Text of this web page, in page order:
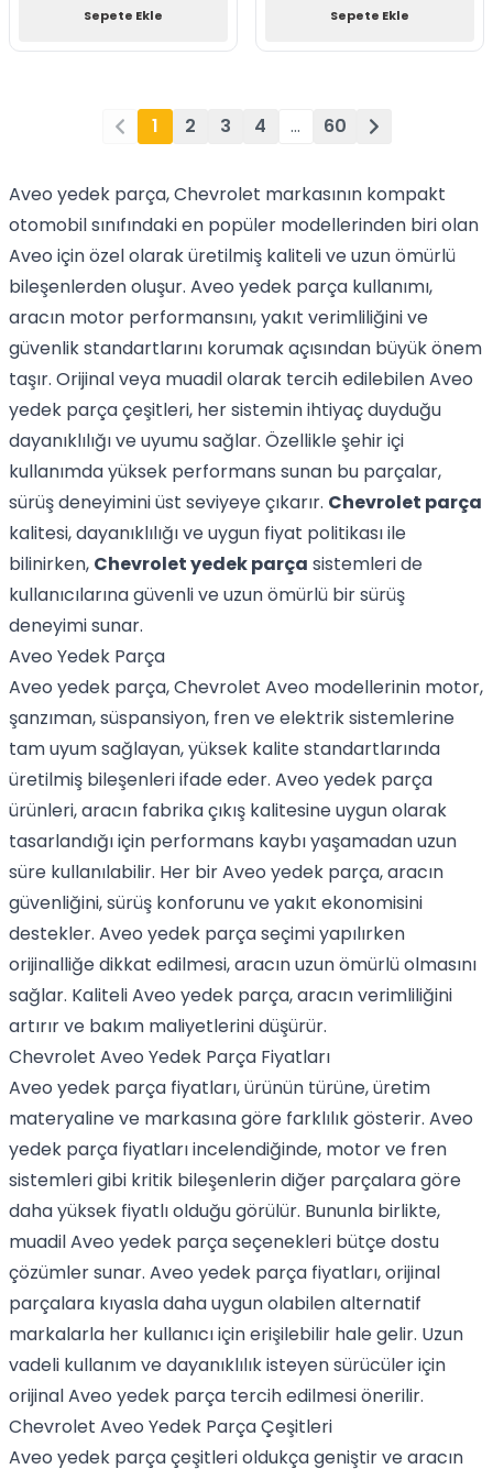
Sepete Ekle Sepete Ekle
1 2 3 4 … 60
Aveo yedek parça, Chevrolet markasının kompakt
otomobil sınıfındaki en popüler modellerinden biri olan
Aveo için özel olarak üretilmiş kaliteli ve uzun ömürlü
bileşenlerden oluşur. Aveo yedek parça kullanımı,
aracın motor performansını, yakıt verimliliğini ve
güvenlik standartlarını korumak açısından büyük önem
taşır. Orijinal veya muadil olarak tercih edilebilen Aveo
yedek parça çeşitleri, her sistemin ihtiyaç duyduğu
dayanıklılığı ve uyumu sağlar. Özellikle şehir içi
kullanımda yüksek performans sunan bu parçalar,
sürüş deneyimini üst seviyeye çıkarır. Chevrolet parça
kalitesi, dayanıklılığı ve uygun fiyat politikası ile
bilinirken, Chevrolet yedek parça sistemleri de
kullanıcılarına güvenli ve uzun ömürlü bir sürüş
deneyimi sunar.
Aveo Yedek Parça
Aveo yedek parça, Chevrolet Aveo modellerinin motor,
şanzıman, süspansiyon, fren ve elektrik sistemlerine
tam uyum sağlayan, yüksek kalite standartlarında
üretilmiş bileşenleri ifade eder. Aveo yedek parça
ürünleri, aracın fabrika çıkış kalitesine uygun olarak
tasarlandığı için performans kaybı yaşamadan uzun
süre kullanılabilir. Her bir Aveo yedek parça, aracın
güvenliğini, sürüş konforunu ve yakıt ekonomisini
destekler. Aveo yedek parça seçimi yapılırken
orijinalliğe dikkat edilmesi, aracın uzun ömürlü olmasını
sağlar. Kaliteli Aveo yedek parça, aracın verimliliğini
artırır ve bakım maliyetlerini düşürür.
Chevrolet Aveo Yedek Parça Fiyatları
Aveo yedek parça fiyatları, ürünün türüne, üretim
materyaline ve markasına göre farklılık gösterir. Aveo
yedek parça fiyatları incelendiğinde, motor ve fren
sistemleri gibi kritik bileşenlerin diğer parçalara göre
daha yüksek fiyatlı olduğu görülür. Bununla birlikte,
muadil Aveo yedek parça seçenekleri bütçe dostu
çözümler sunar. Aveo yedek parça fiyatları, orijinal
parçalara kıyasla daha uygun olabilen alternatif
markalarla her kullanıcı için erişilebilir hale gelir. Uzun
vadeli kullanım ve dayanıklılık isteyen sürücüler için
orijinal Aveo yedek parça tercih edilmesi önerilir.
Chevrolet Aveo Yedek Parça Çeşitleri
Aveo yedek parça çeşitleri oldukça geniştir ve aracın